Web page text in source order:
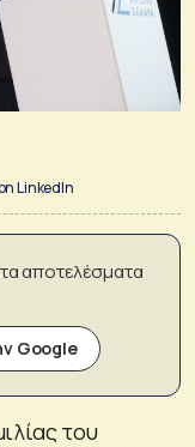
LinkedIn
αποτελέσματα
Google
του